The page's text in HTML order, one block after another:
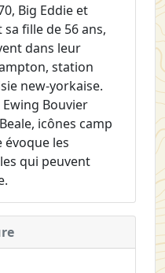
Big Eddie et
fille de 56 ans,
dans leur
station
new-yorkaise.
Bouvier
icônes camp
évoque les
qui peuvent